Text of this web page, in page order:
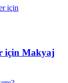
için Makyaj